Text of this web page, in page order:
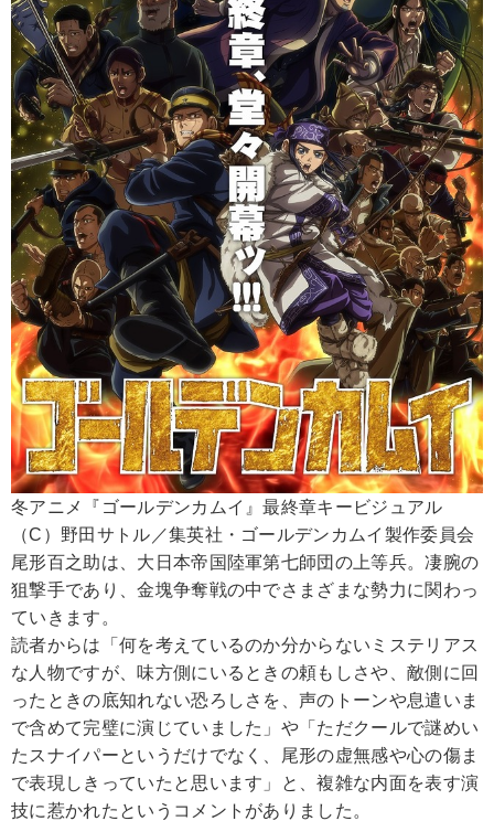
冬アニメ『ゴールデンカムイ』最終章キービジュアル
（C）野田サトル／集英社・ゴールデンカムイ製作委員会
尾形百之助は、大日本帝国陸軍第七師団の上等兵。凄腕の
狙撃手であり、金塊争奪戦の中でさまざまな勢力に関わっ
ていきます。
読者からは「何を考えているのか分からないミステリアス
な人物ですが、味方側にいるときの頼もしさや、敵側に回
ったときの底知れない恐ろしさを、声のトーンや息遣いま
で含めて完璧に演じていました」や「ただクールで謎めい
たスナイパーというだけでなく、尾形の虚無感や心の傷ま
で表現しきっていたと思います」と、複雑な内面を表す演
技に惹かれたというコメントがありました。